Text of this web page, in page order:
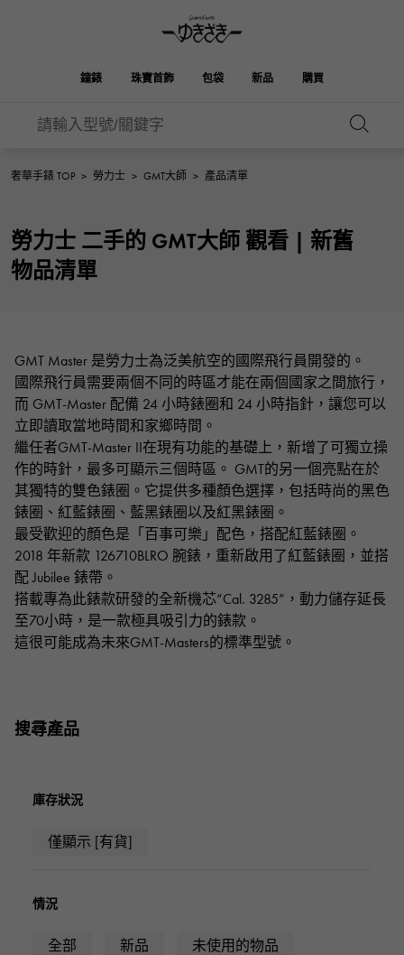
鐘錶 珠寶首飾 包袋 新品 購買
勞力士
A.LANGE & SOHNE
朗格與索恩
Breguet
弗蘭克·穆勒（Frank
Muller）
理查德·米勒
VACHERON
CONSTANTIN
江詩丹頓
PANERAI
沛納海
AUDEMARS PIGUET
愛彼（Audemars Piguet）
JAEGER LE COULTRE
積家
CHANEL
香奈兒
Cartier
卡地亞
HARRY WINSTON
哈里·溫斯頓
BVLGARI
寶格麗
ZENITH
真力時 豪雅（Tag Heuer）
DUNAMIS
動力
TABLE CLOCK
台鐘
REGALIA
富豪
DOUBLE TOP
雙頂
YOBIKO
ALPHA putite
阿爾法·珀蒂（Alpha Petit）
eclat
埃克拉特
RICH CROSS
豐富的十字架
TwinPinky
ANGLER
釣魚者
ETERNITY
全圈排鑽戒指
HIMAWARI
葵花
YUKIZAKI BACHIKAN
雪崎梵蒂岡
USED NOMBRE
貴族認證二手
USED ALPHA
Alpha 認證二手車
對原始物珠寶一覽
花園派對 伊芙琳
愛馬仕包包
奢華手錶 TOP > 勞力士 > GMT大師 > 產品清單
勞力士 二手的 GMT大師 觀看 | 新舊
物品清單
GMT Master 是勞力士為泛美航空的國際飛行員開發的。
國際飛行員需要兩個不同的時區才能在兩個國家之間旅行，
而 GMT-Master 配備 24 小時錶圈和 24 小時指針，讓您可以
立即讀取當地時間和家鄉時間。
繼任者GMT-Master II在現有功能的基礎上，新增了可獨立操
作的時針，最多可顯示三個時區。 GMT的另一個亮點在於
其獨特的雙色錶圈。它提供多種顏色選擇，包括時尚的黑色
錶圈、紅藍錶圈、藍黑錶圈以及紅黑錶圈。
最受歡迎的顏色是「百事可樂」配色，搭配紅藍錶圈。
2018 年新款 126710BLRO 腕錶，重新啟用了紅藍錶圈，並搭
配 Jubilee 錶帶。
搭載專為此錶款研發的全新機芯“Cal. 3285”，動力儲存延長
至70小時，是一款極具吸引力的錶款。
這很可能成為未來GMT-Masters的標準型號。
搜尋產品
庫存狀況
僅顯示 [有貨]
情況
全部 新品 未使用的物品